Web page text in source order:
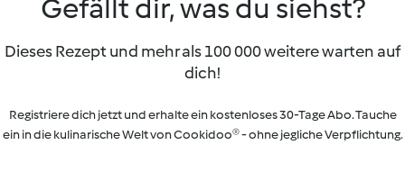
Gefällt dir, was du siehst?
Dieses Rezept und mehr als 100 000 weitere warten auf
dich!
Registriere dich jetzt und erhalte ein kostenloses 30-Tage Abo. Tauche
ein in die kulinarische Welt von Cookidoo® - ohne jegliche Verpflichtung.